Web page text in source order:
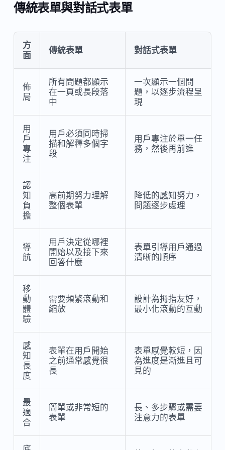
傳統表單與對話式表單
方
面
傳統表單 對話式表單
佈
局
所有問題都顯示
在一頁或長段落
中
一次顯示一個問
題，以逐步流程呈
現
用
戶
專
注
用戶必須同時掃
描和解釋多個字
段
用戶專注於單一任
務，然後再前進
認
知
負
擔
高前期努力理解
整個表單
降低的感知努力，
問題逐步處理
導
航
用戶決定從哪裡
開始以及接下來
回答什麼
表單引導用戶通過
清晰的順序
移
動
體
驗
需要頻繁滾動和
縮放
設計為拇指友好，
最小化滾動的互動
感
知
長
度
表單在用戶開始
之前通常感覺很
長
表單感覺較短，因
為進度是漸進且可
見的
最
適
合
簡單或非常短的
表單
長、多步驟或需要
注意力的表單